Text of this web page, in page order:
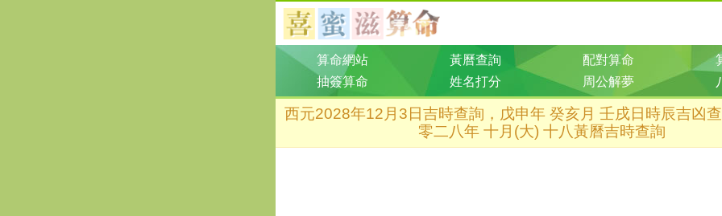
算命網站 黃曆查詢 配對算命
抽簽算命
姓名打分 周公解夢
西元2028年12月3日吉時查詢，戊申年 癸亥月 壬戌日時辰吉凶
零二八年 十月(大) 十八黃曆吉時查詢